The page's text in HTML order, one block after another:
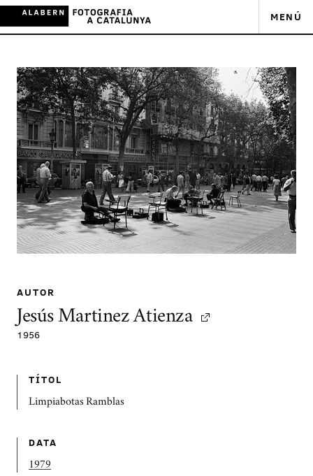
MENÚ
AUTOR
Jesús Martinez Atienza
1956
TÍTOL
Limpiabotas Ramblas
DATA
1979